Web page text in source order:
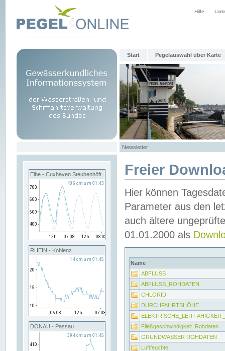
Hilfe
Start Pegelauswahl über Karte
Newsletter
Elbe - Cuxhaven Steubenhöft
RHEIN - Koblenz
DONAU - Passau
Freier
Hier können
Parameter aus den
auch ältere
01.01.2000 als
Name
ABFLUSS
ABFLUSS_ROHDATEN
CHLORID
DURCHFAHRTSHÖHE
Fließgeschwindigkeit_Rohdaten
GRUNDWASSER ROHDATEN
Luftfeuchte